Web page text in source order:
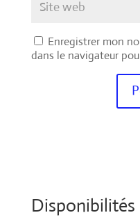
Enregistrer mon
dans le navigateur
Disponibilités